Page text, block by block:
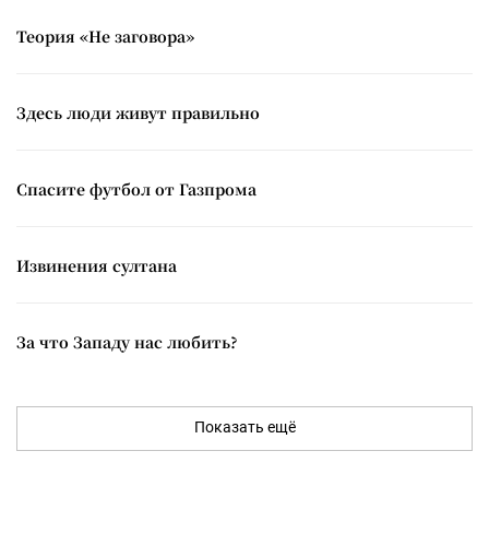
Теория «Не заговора»
Здесь люди живут правильно
Спасите футбол от Газпрома
Извинения султана
За что Западу нас любить?
Показать ещё